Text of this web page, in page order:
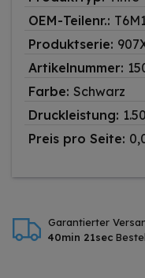
OEM-Teilenr.:
Produktserie:
Artikelnummer:
Farbe: Schwarz
Druckleistung:
Preis pro Seite:
Garantierter
40min 21sec